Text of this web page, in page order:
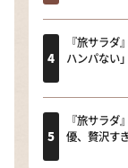
『旅サラ
ハンパない
『旅サラ
優、贅沢す